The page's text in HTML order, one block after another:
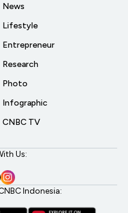
News
Lifestyle
Entrepreneur
Research
Photo
Infographic
CNBC TV
Us:
Indonesia: